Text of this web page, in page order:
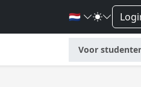
🇳🇱
Voor